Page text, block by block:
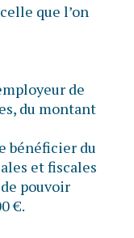
que l’on
de
du montant
bénéficier du
et fiscales
pouvoir
€.